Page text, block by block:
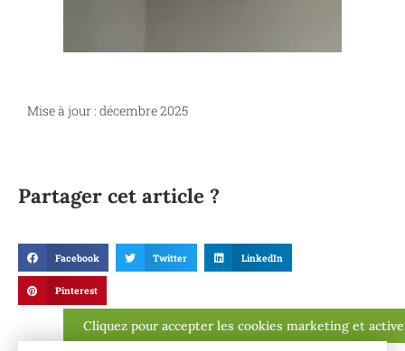
Cliquez pour accepter les cookies marketing et
Mise à jour : décembre 2025
Partager cet article ?
Facebook Twitter LinkedIn
Pinterest